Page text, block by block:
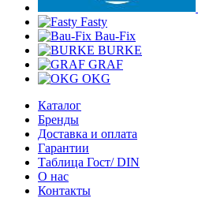
Fasty
Bau-Fix
BURKE
GRAF
OKG
Каталог
Бренды
Доставка и оплата
Гарантии
Таблица Гост/ DIN
О нас
Контакты